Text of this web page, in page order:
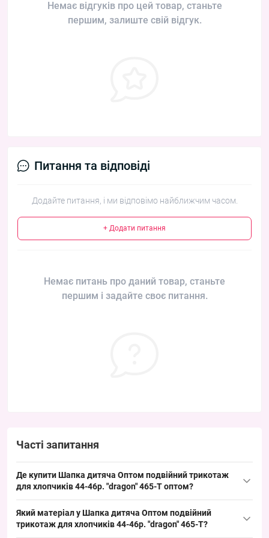
Немає відгуків про цей товар, станьте
першим, залиште свій відгук.
Питання та відповіді
Додайте питання, і ми відповімо найближчим часом.
+ Додати питання
Немає питань про даний товар, станьте
першим і задайте своє питання.
Часті запитання
Де купити Шапка дитяча Оптом подвійний трикотаж
для хлопчиків 44-46р. "dragon" 465-T оптом?
хлопчиків 44-46р. "dragon" 465-T можна оптом з Одеса 7КМ;
Який матеріал у Шапка дитяча Оптом подвійний
трикотаж для хлопчиків 44-46р. "dragon" 465-T?